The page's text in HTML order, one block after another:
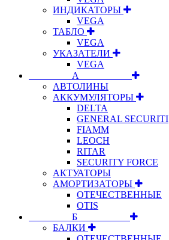
ИНДИКАТОРЫ
VEGA
ТАБЛО
VEGA
УКАЗАТЕЛИ
VEGA
⠀⠀⠀⠀⠀⠀А⠀⠀⠀⠀⠀⠀⠀
АВТОЛИНЫ
АККУМУЛЯТОРЫ
DELTA
GENERAL SECURITI
FIAMM
LEOCH
RITAR
SECURITY FORCE
АКТУАТОРЫ
АМОРТИЗАТОРЫ
ОТЕЧЕСТВЕННЫЕ
OTIS
⠀⠀⠀⠀⠀⠀Б⠀⠀⠀⠀⠀⠀⠀
БАЛКИ